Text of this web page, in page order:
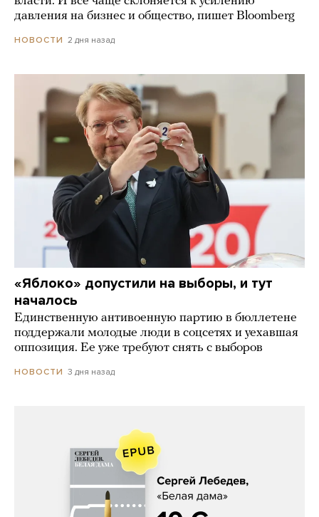
давления на бизнес и общество, пишет Bloomberg
НОВОСТИ 2 дня назад
«Яблоко» допустили на выборы, и тут
началось
Единственную антивоенную партию в бюллетене
поддержали молодые люди в соцсетях и уехавшая
оппозиция. Ее уже требуют снять с выборов
НОВОСТИ 3 дня назад